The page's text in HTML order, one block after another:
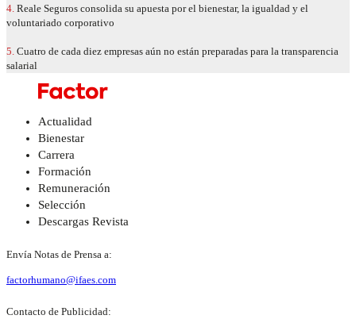
4. Reale Seguros consolida su apuesta por el bienestar, la igualdad y el
voluntariado corporativo
5. Cuatro de cada diez empresas aún no están preparadas para la transparencia
salarial
Actualidad
Bienestar
Carrera
Formación
Remuneración
Selección
Descargas Revista
Envía Notas de Prensa a:
factorhumano@ifaes.com
Contacto de Publicidad: